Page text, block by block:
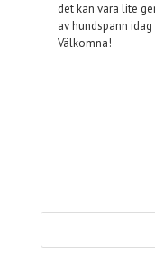
det kan vara lite
av hundspann
Välkomna!